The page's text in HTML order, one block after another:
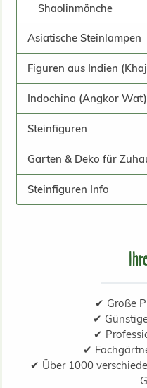
Shaolinmönche
Asiatische Steinlampen
Figuren aus Indien
Indochina (Angkor Wat)
Steinfiguren
Garten & Deko für
Steinfiguren Info
✔ Große
✔
✔
✔
✔ Über 1000